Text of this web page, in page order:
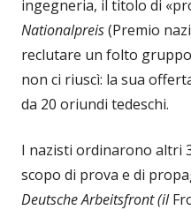
ingegneria, il titolo di
Nationalpreis(Premio
reclutare un folto
non ci riuscì: la sua
da 20 oriundi tedeschi.
I nazisti ordinarono altri
scopo di prova e di
DeutscheArbeitsfront (il